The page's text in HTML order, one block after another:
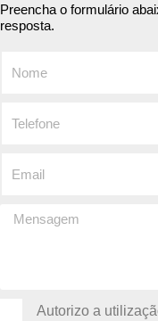
Preencha o formulário
resposta.
Autorizo ​​a